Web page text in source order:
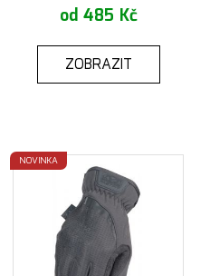
od 485 Kč
ZOBRAZIT
NOVINKA